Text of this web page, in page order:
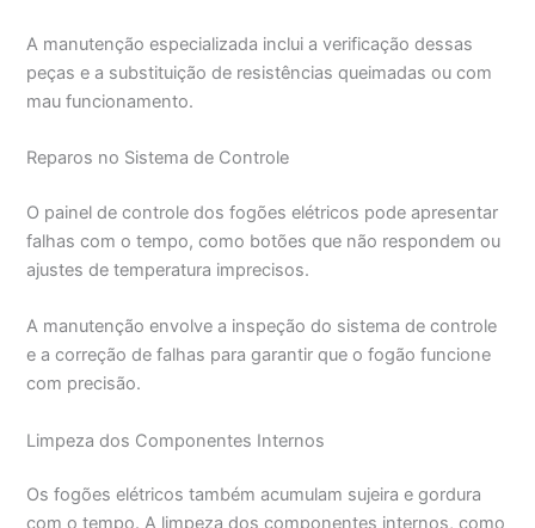
A manutenção especializada inclui a verificação dessas
peças e a substituição de resistências queimadas ou com
mau funcionamento.
Reparos no Sistema de Controle
O painel de controle dos fogões elétricos pode apresentar
falhas com o tempo, como botões que não respondem ou
ajustes de temperatura imprecisos.
A manutenção envolve a inspeção do sistema de controle
e a correção de falhas para garantir que o fogão funcione
com precisão.
Limpeza dos Componentes Internos
Os fogões elétricos também acumulam sujeira e gordura
com o tempo. A limpeza dos componentes internos, como